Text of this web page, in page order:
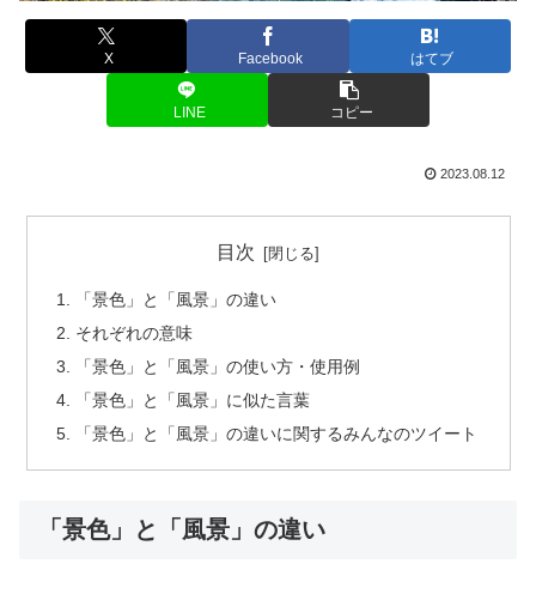
X Facebook はてブ
LINE コピー
2023.08.12
目次
「景色」と「風景」の違い
それぞれの意味
「景色」と「風景」の使い方・使用例
「景色」と「風景」に似た言葉
「景色」と「風景」の違いに関するみんなのツイート
「景色」と「風景」の違い